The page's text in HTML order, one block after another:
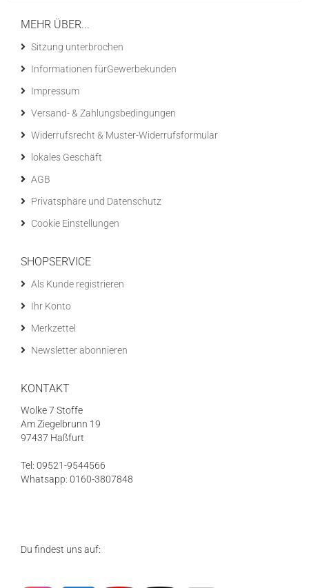
MEHR ÜBER...
Sitzung unterbrochen
Informationen fürGewerbekunden
Impressum
Versand- & Zahlungsbedingungen
Widerrufsrecht & Muster-Widerrufsformular
lokales Geschäft
AGB
Privatsphäre und Datenschutz
Cookie Einstellungen
SHOPSERVICE
Als Kunde registrieren
Ihr Konto
Merkzettel
Newsletter abonnieren
KONTAKT
Wolke 7 Stoffe
Am Ziegelbrunn 19
97437 Haßfurt
Tel: 09521-9544566
Whatsapp: 0160-3807848
Du findest uns auf: